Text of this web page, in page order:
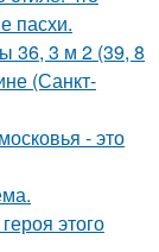
пасхи.
36, 3 м 2 (39, 8
(Санкт-
- это
этого